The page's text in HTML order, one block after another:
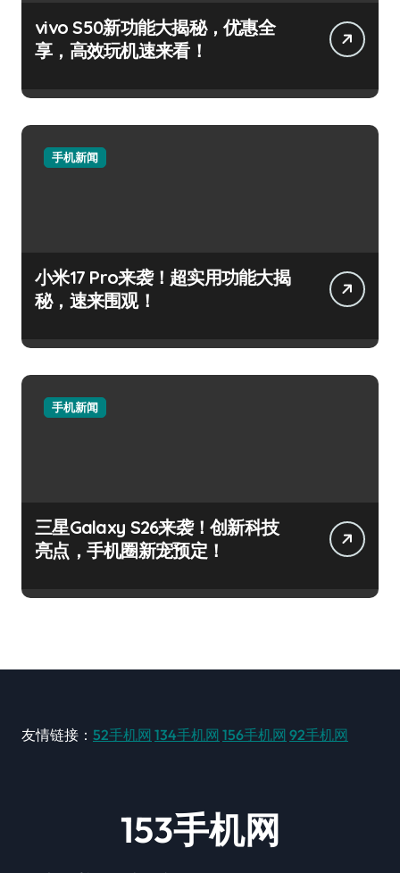
vivo S50新功能大揭秘，优惠全
享，高效玩机速来看！
手机新闻
小米17 Pro来袭！超实用功能大揭
秘，速来围观！
手机新闻
三星Galaxy S26来袭！创新科技
亮点，手机圈新宠预定！
友情链接： 52手机网 134手机网 156手机网 92手机网
153手机网